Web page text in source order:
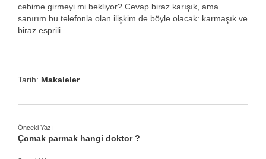
cebime girmeyi mi bekliyor? Cevap biraz karışık, ama
sanırım bu telefonla olan ilişkim de böyle olacak: karmaşık ve
biraz esprili.
Tarih: Makaleler
Önceki Yazı
Çomak parmak hangi doktor ?